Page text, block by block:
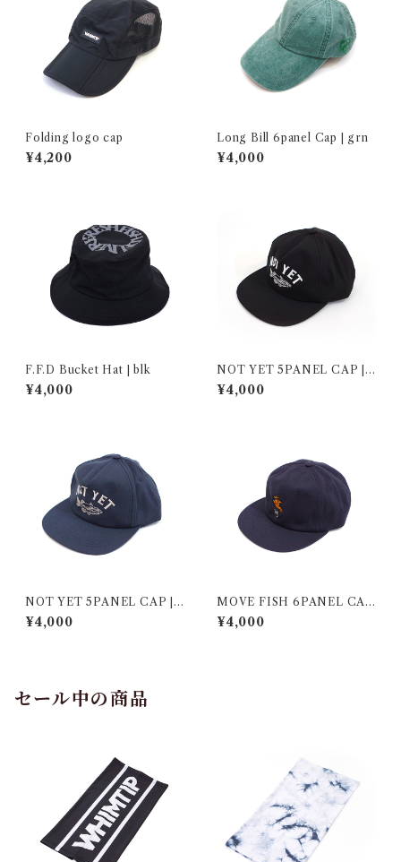
Folding logo cap
¥4,200
Long Bill 6panel Cap | grn
¥4,000
F.F.D Bucket Hat | blk
¥4,000
NOT YET 5PANEL CAP |
BLK
¥4,000
NOT YET 5PANEL CAP |
NAV
¥4,000
MOVE FISH 6PANEL CAP
| NAV
¥4,000
セール中の商品